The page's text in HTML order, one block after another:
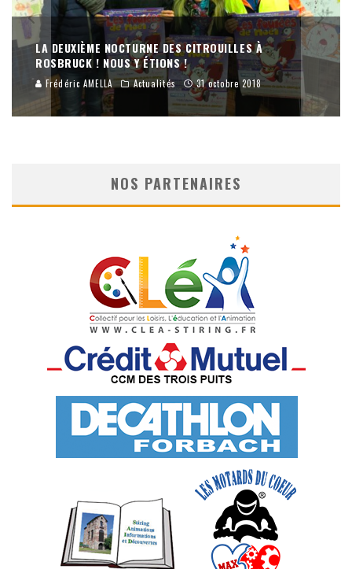
LA DEUXIÈME NOCTURNE DES CITROUILLES À
ROSBRUCK ! NOUS Y ÉTIONS !
Frédéric AMELLA Actualités 31 octobre 2018
NOS PARTENAIRES